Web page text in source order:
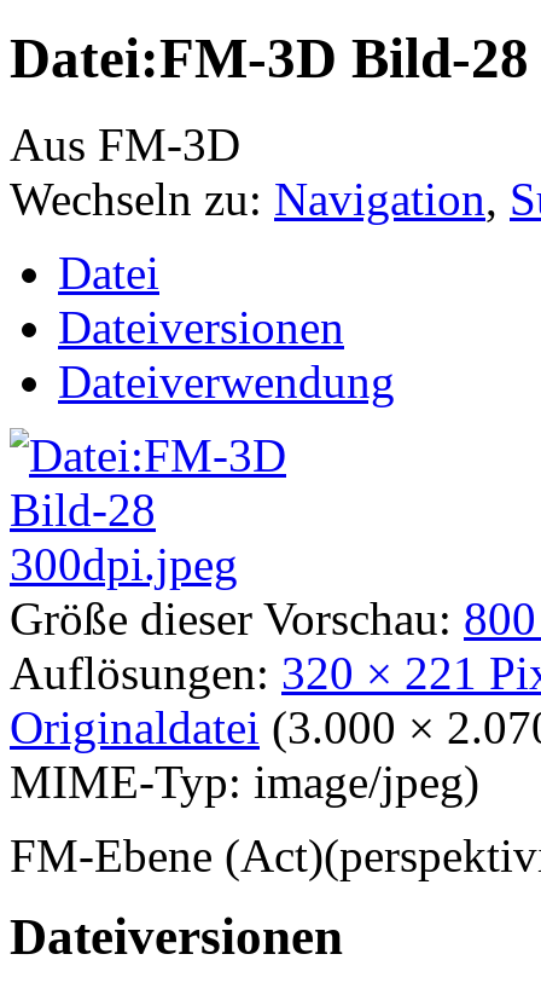
Datei:FM-3D Bild-28
Aus FM-3D
Wechseln zu: Navigation,
Datei
Dateiversionen
Dateiverwendung
Größe dieser Vorschau:
Auflösungen: 320 × 221
Originaldatei (3.000 ×
MIME-Typ: image/jpeg)
FM-Ebene
Dateiversionen